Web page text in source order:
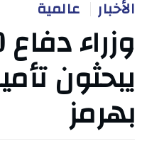
الأخبار عالمية
يبحثون
بهرمز